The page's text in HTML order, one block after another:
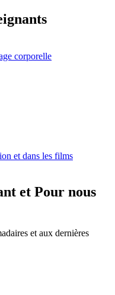
corporelle
et dans les films
et Pour nous
et aux dernières